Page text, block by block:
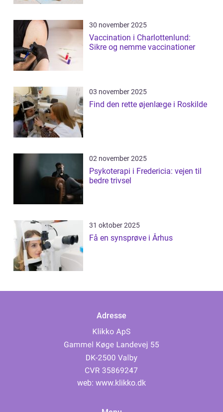
30 november 2025
Vaccination i Charlottenlund:
Sikre og nemme vaccinationer
03 november 2025
Find den rette øjenlæge i Roskilde
02 november 2025
Psykoterapi i Fredericia: vejen til
bedre trivsel
31 oktober 2025
Få en synsprøve i Århus
Adresse
web: www.klikko.dk